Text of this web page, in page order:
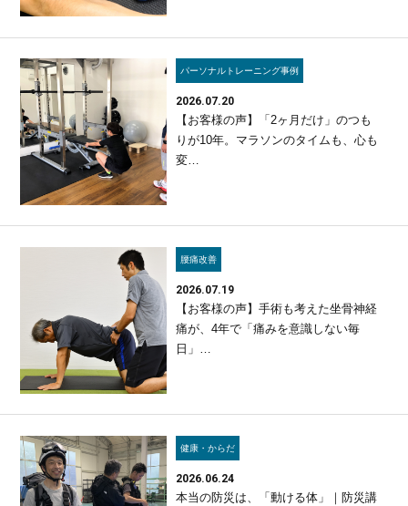
パーソナルトレーニング事例
2026.07.20
【お客様の声】「2ヶ月だけ」のつも
りが10年。マラソンのタイムも、心も
変…
腰痛改善
2026.07.19
【お客様の声】手術も考えた坐骨神経
痛が、4年で「痛みを意識しない毎
日」…
健康・からだ
2026.06.24
本当の防災は、「動ける体」｜防災講